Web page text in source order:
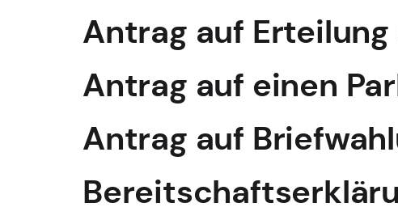
Antrag auf
Antrag auf einen
Antrag auf